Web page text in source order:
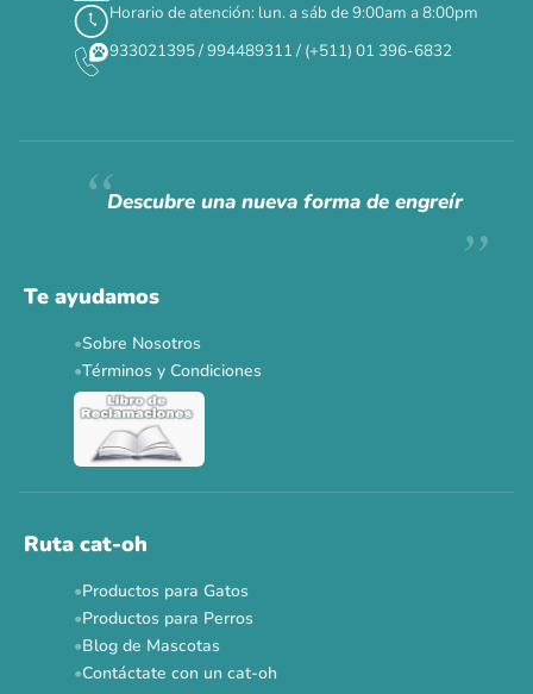
✕
Siempre fuimosraros.
Ver todas las promos 🐾
Horario de atención: lun. a sáb de 9:00am a 8:00pm
933021395 / 994489311 / (+511) 01 396-6832
Descubre una nueva forma de engreír
Te ayudamos
Sobre Nosotros
Términos y Condiciones
Ruta cat-oh
Productos para Gatos
Productos para Perros
Blog de Mascotas
Contáctate con un cat-oh